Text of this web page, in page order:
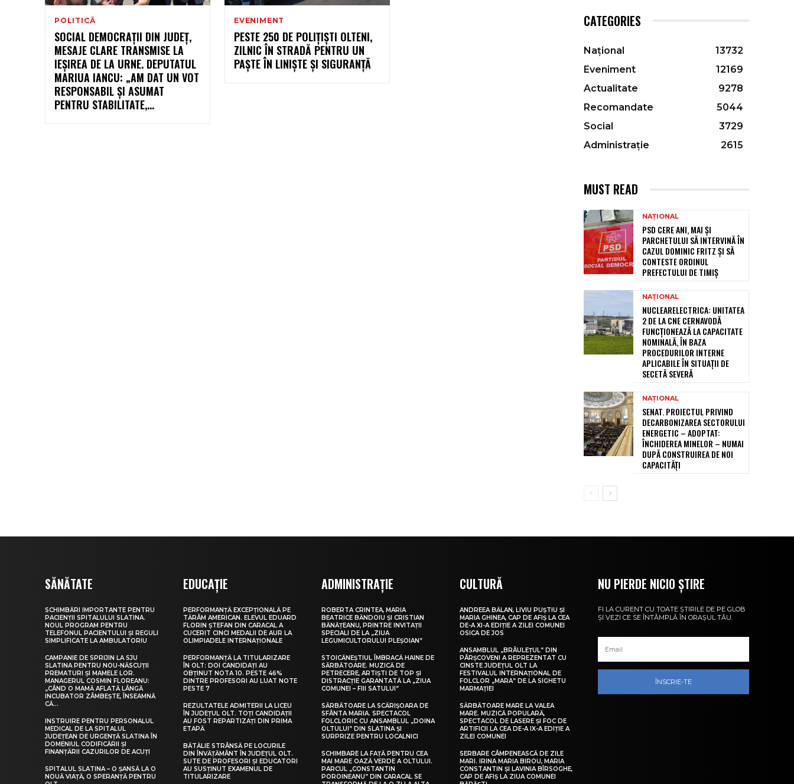
POLITICĂ
SOCIAL DEMOCRAȚII DIN JUDEȚ,
MESAJE CLARE TRANSMISE LA
IEȘIREA DE LA URNE. DEPUTATUL
MARIUA IANCU: „AM DAT UN VOT
RESPONSABIL ȘI ASUMAT
PENTRU STABILITATE,...
EVENIMENT
PESTE 250 DE POLIȚIȘTI OLTENI,
ZILNIC ÎN STRADĂ PENTRU UN
PAȘTE ÎN LINIȘTE ȘI SIGURANȚĂ
CATEGORIES
Național
13732
Eveniment
12169
Actualitate
9278
Recomandate
5044
Social
3729
Administrație
2615
MUST READ
NAȚIONAL
PSD CERE ANI, MAI ȘI
PARCHETULUI SĂ INTERVINĂ ÎN
CAZUL DOMINIC FRITZ ȘI SĂ
CONTESTE ORDINUL
PREFECTULUI DE TIMIȘ
NAȚIONAL
NUCLEARELECTRICA: UNITATEA
2 DE LA CNE CERNAVODĂ
FUNCȚIONEAZĂ LA CAPACITATE
NOMINALĂ, ÎN BAZA
PROCEDURILOR INTERNE
APLICABILE ÎN SITUAȚII DE
SECETĂ SEVERĂ
NAȚIONAL
SENAT. PROIECTUL PRIVIND
DECARBONIZAREA SECTORULUI
ENERGETIC – ADOPTAT:
ÎNCHIDEREA MINELOR – NUMAI
DUPĂ CONSTRUIREA DE NOI
CAPACITĂȚI
SĂNĂTATE
SCHIMBĂRI IMPORTANTE PENTRU
PACIENȚII SPITALULUI SLATINA.
NOUL PROGRAM PENTRU
TELEFONUL PACIENTULUI ȘI REGULI
SIMPLIFICATE LA AMBULATORIU
CAMPANIE DE SPRIJIN LA SJU
SLATINA PENTRU NOU-NĂSCUȚII
PREMATURI ȘI MAMELE LOR.
MANAGERUL COSMIN FLOREANU:
„CÂND O MAMĂ AFLATĂ LÂNGĂ
INCUBATOR ZÂMBEȘTE, ÎNSEAMNĂ
CĂ...
INSTRUIRE PENTRU PERSONALUL
MEDICAL DE LA SPITALUL
JUDEȚEAN DE URGENȚĂ SLATINA ÎN
DOMENIUL CODIFICĂRII ȘI
FINANȚĂRII CAZURILOR DE ACUȚI
SPITALUL SLATINA – O ȘANSĂ LA O
NOUĂ VIAȚĂ, O SPERANȚĂ PENTRU
EDUCAȚIE
PERFORMANȚĂ EXCEPȚIONALĂ PE
TĂRÂM AMERICAN. ELEVUL EDUARD
FLORIN ȘTEFAN DIN CARACAL A
CUCERIT CINCI MEDALII DE AUR LA
OLIMPIADELE INTERNAȚIONALE
PERFORMANȚĂ LA TITULARIZARE
ÎN OLT: DOI CANDIDAȚI AU
OBȚINUT NOTA 10. PESTE 46%
DINTRE PROFESORI AU LUAT NOTE
PESTE 7
REZULTATELE ADMITERII LA LICEU
ÎN JUDEȚUL OLT. TOȚI CANDIDAȚII
AU FOST REPARTIZAȚI DIN PRIMA
ETAPĂ
BĂTĂLIE STRÂNSĂ PE LOCURILE
DIN ÎNVĂȚĂMÂNT ÎN JUDEȚUL OLT.
SUTE DE PROFESORI ȘI EDUCATORI
AU SUSȚINUT EXAMENUL DE
TITULARIZARE
ADMINISTRAȚIE
ROBERTA CRINTEA, MARIA
BEATRICE BĂNDOIU ȘI CRISTIAN
BĂNĂȚEANU, PRINTRE INVITAȚII
SPECIALI DE LA „ZIUA
LEGUMICULTORULUI PLEȘOIAN”
STOICĂNEȘTIUL ÎMBRACĂ HAINE DE
SĂRBĂTOARE. MUZICĂ DE
PETRECERE, ARTIȘTI DE TOP ȘI
DISTRACȚIE GARANTATĂ LA „ZIUA
COMUNEI – FIII SATULUI”
SĂRBĂTOARE LA SCĂRIȘOARA DE
SFÂNTA MARIA. SPECTACOL
FOLCLORIC CU ANSAMBLUL „DOINA
OLTULUI” DIN SLATINA ȘI
SURPRIZE PENTRU LOCALNICI
SCHIMBARE LA FAȚĂ PENTRU CEA
MAI MARE OAZĂ VERDE A OLTULUI.
PARCUL „CONSTANTIN
POROINEANU” DIN CARACAL SE
CULTURĂ
ANDREEA BĂLAN, LIVIU PUȘTIU ȘI
MARIA GHINEA, CAP DE AFIȘ LA CEA
DE-A XI-A EDIȚIE A ZILEI COMUNEI
OSICA DE JOS
ANSAMBLUL „BRÂULEȚUL” DIN
PÂRȘCOVENI A REPREZENTAT CU
CINSTE JUDEȚUL OLT LA
FESTIVALUL INTERNAȚIONAL DE
FOLCLOR „MARA” DE LA SIGHETU
MARMAȚIEI
SĂRBĂTOARE MARE LA VALEA
MARE. MUZICĂ POPULARĂ,
SPECTACOL DE LASERE ȘI FOC DE
ARTIFICII LA CEA DE-A IX-A EDIȚIE A
ZILEI COMUNEI
SERBARE CÂMPENEASCĂ DE ZILE
MARI. IRINA MARIA BIROU, MARIA
CONSTANTIN ȘI LAVINIA BÎRSOGHE,
CAP DE AFIȘ LA ZIUA COMUNEI
NU PIERDE NICIO ȘTIRE
FI LA CURENT CU TOATE ȘTIRILE DE PE GLOB
ȘI VEZI CE SE ÎNTÂMPLĂ ÎN ORAȘUL TĂU.
ÎNSCRIE-TE